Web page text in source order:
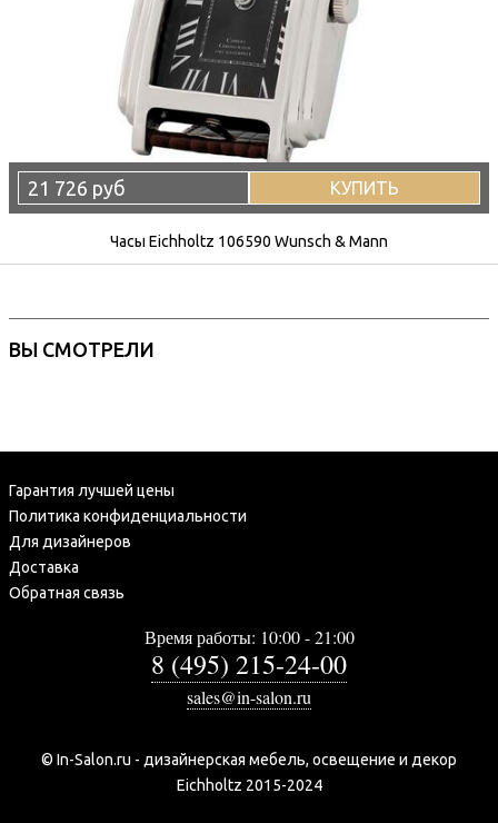
21 726 руб КУПИТЬ
Часы Eichholtz 106590 Wunsch & Mann
ВЫ СМОТРЕЛИ
Гарантия лучшей цены
Политика конфиденциальности
Для дизайнеров
Доставка
Обратная связь
Время работы: 10:00 - 21:00
8 (495) 215-24-00
sales@in-salon.ru
© In-Salon.ru - дизайнерская мебель, освещение и декор
Eichholtz 2015-2024